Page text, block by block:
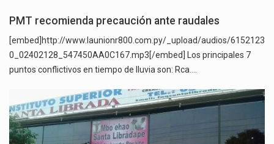
PMT recomienda precaución ante raudales
[embed]http://www.launionr800.com.py/_upload/audios/6152123
0_02402128_547450AA0C167.mp3[/embed] Los principales 7
puntos conflictivos en tiempo de lluvia son: Rca.…